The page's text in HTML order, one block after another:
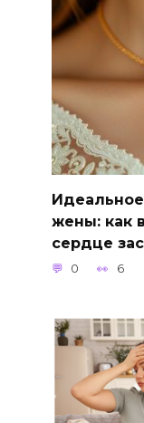
жены: как
сердце
0 6